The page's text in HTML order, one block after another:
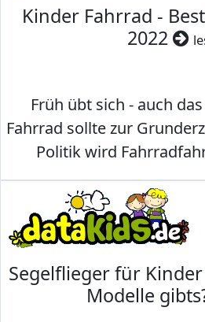
Kinder Fahrrad -
2022
Früh übt sich - auch
Fahrrad sollte zur
Politik wird
Segelflieger für
Modelle